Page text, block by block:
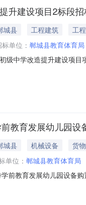
升建设项目2标段
城县 工程建筑
工程
单位： 郸城县教育体育局
级中学改造提升建设项
已由郸城县发展和改革
教育发展幼儿园设
城县 机械设备
货物
单位： 郸城县教育体育局
前教育发展幼儿园设备
见采购文件三、中标情